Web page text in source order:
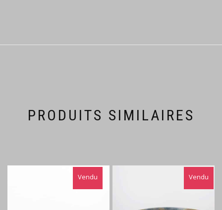
PRODUITS SIMILAIRES